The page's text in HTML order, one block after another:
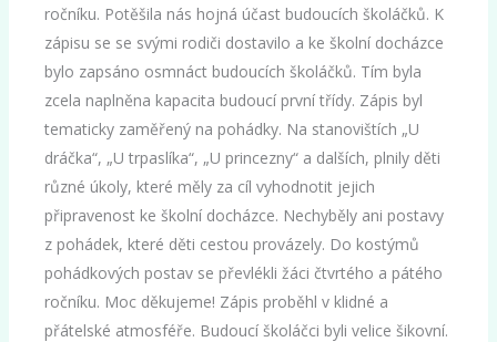
ročníku. Potěšila nás hojná účast budoucích školáčků. K
zápisu se se svými rodiči dostavilo a ke školní docházce
bylo zapsáno osmnáct budoucích školáčků. Tím byla
zcela naplněna kapacita budoucí první třídy. Zápis byl
tematicky zaměřený na pohádky. Na stanovištích „U
dráčka“, „U trpaslíka“, „U princezny“ a dalších, plnily děti
různé úkoly, které měly za cíl vyhodnotit jejich
připravenost ke školní docházce. Nechyběly ani postavy
z pohádek, které děti cestou provázely. Do kostýmů
pohádkových postav se převlékli žáci čtvrtého a pátého
ročníku. Moc děkujeme! Zápis proběhl v klidné a
přátelské atmosféře. Budoucí školáčci byli velice šikovní.